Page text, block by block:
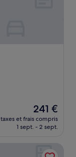
Le
nouveau
prix
de
241 €
241 €
taxes et frais compris
1 sept. - 2 sept.